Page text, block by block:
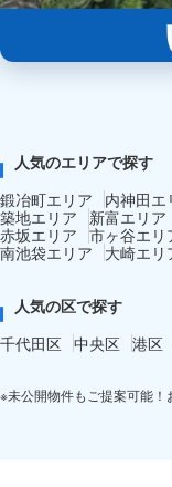
人気のエリアで探す
鍛冶町エリア
内神田エ
築地エリア
新富エリア
赤坂エリア 市ヶ谷エリ
南池袋エリア
大崎エリ
人気の区で探す
千代田区 中央区 港区
※未公開物件もご提案可能